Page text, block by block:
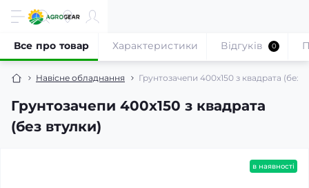
Навісне обладнання Грунтозачепи 400х150 з квадрата (без
Грунтозачепи 400х150 з квадрата
(без втулки)
Все про товар Характеристики Відгуків 0
в наявності